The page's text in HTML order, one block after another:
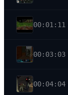
00:01:11
00:03:03
00:04:04